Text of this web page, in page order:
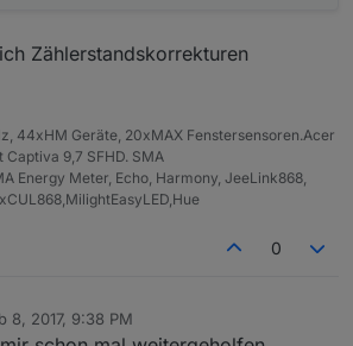
Zählerstandskorrekturen
44xHM Geräte, 20xMAX Fenstersensoren.Acer
9,7 SFHD. SMA
Energy Meter, Echo, Harmony, JeeLink868,
0
8, 2017, 9:38 PM